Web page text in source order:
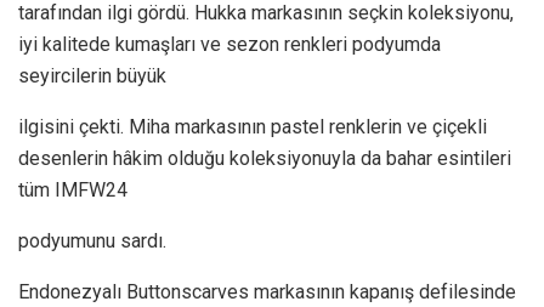
tarafından ilgi gördü. Hukka markasının seçkin koleksiyonu,
iyi kalitede kumaşları ve sezon renkleri podyumda
seyircilerin büyük
ilgisini çekti. Miha markasının pastel renklerin ve çiçekli
desenlerin hâkim olduğu koleksiyonuyla da bahar esintileri
tüm IMFW24
podyumunu sardı.
Endonezyalı Buttonscarves markasının kapanış defilesinde